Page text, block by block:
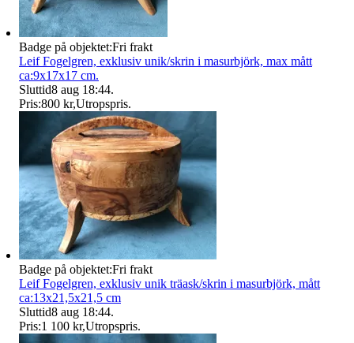
Badge på objektet:Fri frakt
Leif Fogelgren, exklusiv unik/skrin i masurbjörk, max mått
ca:9x17x17 cm.
Sluttid8 aug 18:44.
Pris:800 kr,Utropspris.
Badge på objektet:Fri frakt
Leif Fogelgren, exklusiv unik träask/skrin i masurbjörk, mått
ca:13x21,5x21,5 cm
Sluttid8 aug 18:44.
Pris:1 100 kr,Utropspris.